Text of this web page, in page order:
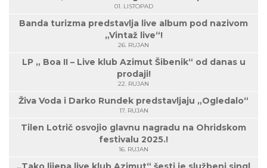
01. LISTOPAD
Banda turizma predstavlja live album pod nazivom
„Vintaž live“!
26. RUJAN
LP „ Boa II – Live klub Azimut Šibenik“ od danas u
prodaji!
22. RUJAN
Živa Voda i Darko Rundek predstavljaju „Ogledalo“
17. RUJAN
Tilen Lotrič osvojio glavnu nagradu na Ohridskom
festivalu 2025.!
16. RUJAN